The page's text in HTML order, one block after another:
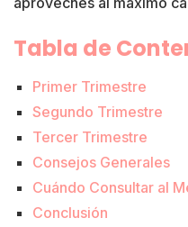
Tabla de
Primer Trimestre
Segundo Trimestre
Tercer Trimestre
Consejos Generales
Cuándo Consultar al
Conclusión